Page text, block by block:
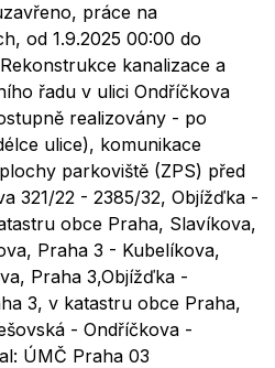
práce na
od 1.9.2025 00:00 do
kanalizace a
řadu v ulici Ondříčkova
realizovány - po
ulice), komunikace
parkoviště (ZPS) před
321/22 - 2385/32, Objížďka -
obce Praha, Slavíkova,
Praha 3 - Kubelíkova,
Praha 3,Objížďka -
3, v katastru obce Praha,
- Ondříčkova -
ÚMČ Praha 03